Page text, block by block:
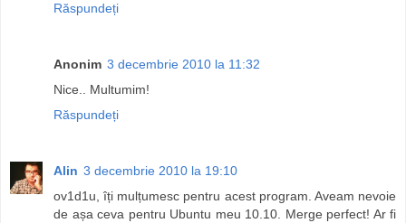
Răspundeți
Anonim 3 decembrie 2010 la 11:32
Nice.. Multumim!
Răspundeți
Alin 3 decembrie 2010 la 19:10
ov1d1u, îți mulțumesc pentru acest program. Aveam nevoie
de așa ceva pentru Ubuntu meu 10.10. Merge perfect! Ar fi